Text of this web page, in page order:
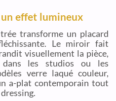
effet lumineux
transforme un placard
Le miroir fait
visuellement la pièce,
dans les studios ou les
verre laqué couleur,
a-plat contemporain tout